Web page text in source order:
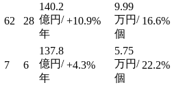
62 28
140.2
億円/
年
+10.9%
9.99
万円/
個
16.6%
7 6
137.8
億円/
年
+4.3%
5.75
万円/
個
22.2%